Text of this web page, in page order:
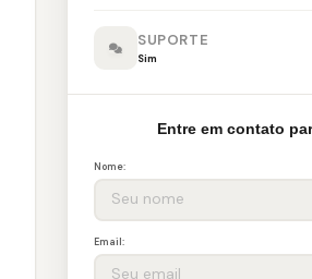
SUPORTE
Sim
Entre em contato
Nome:
Email: